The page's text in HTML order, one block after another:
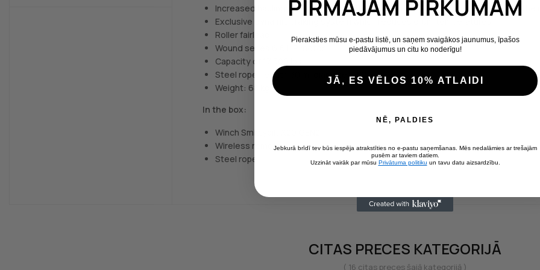
Increased hauling speed, reducing the possibility of dangerous vibrations on the
Exclusive dynamic braking system which reduces drum temperatures
Roller fairlead
Wound series 6,6 HP motor
Capacity of 17 500 lbs
Steel rope: length 30 m, diameter 1/2"
Weight: 68 kg
In the box:
Winch Smittybilt X20 GEN2
Wireless remote
Steel rope
CITAS PRECES KATEGORIJĀ
( 16 citas preces šajā kategorijā )
PIRMAJAM PIRKUMAM
Pieraksties mūsu e-pastu listē, un saņem svaigākos jaunumus, īpašos
piedāvājumus un citu ko noderīgu!
JĀ, ES VĒLOS 10% ATLAIDI
NĒ, PALDIES
Jebkurā brīdī tev būs iespēja atrakstīties no e-pastu saņemšanas. Mēs nedalāmies ar trešajām
pusēm ar taviem datiem.
Uzzināt vairāk par mūsu Privātuma politiku un tavu datu aizsardzību.